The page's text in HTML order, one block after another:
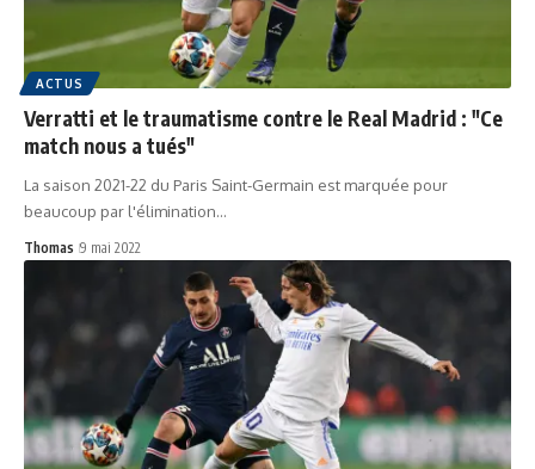
ACTUS
Verratti et le traumatisme contre le Real Madrid : "Ce
match nous a tués"
La saison 2021-22 du Paris Saint-Germain est marquée pour
beaucoup par l'élimination…
Thomas 9 mai 2022